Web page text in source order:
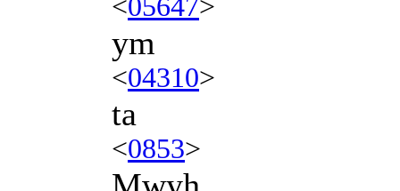
<05647>
ym
<04310>
ta
<0853>